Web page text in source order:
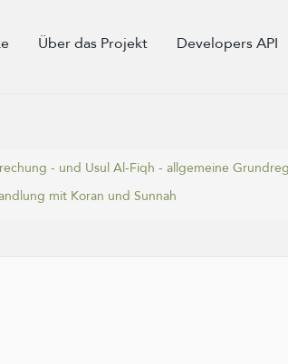
Über das Projekt Developers API
- und Usul Al-Fiqh - allgemeine
mit Koran und Sunnah